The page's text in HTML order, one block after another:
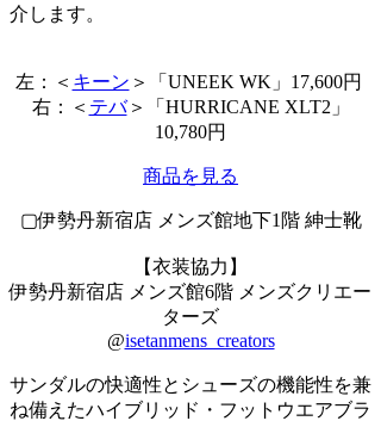
介します。
左：＜ キーン ＞「UNEEK WK」17,600円
右：＜ テバ＞「HURRICANE XLT2」
10,780円
商品を見る
▢伊勢丹新宿店 メンズ館地下1階 紳士靴
【衣装協力】
伊勢丹新宿店 メンズ館6階 メンズクリエー
ターズ
@isetanmens_creators
サンダルの快適性とシューズの機能性を兼
ね備えたハイブリッド・フットウエアブラ